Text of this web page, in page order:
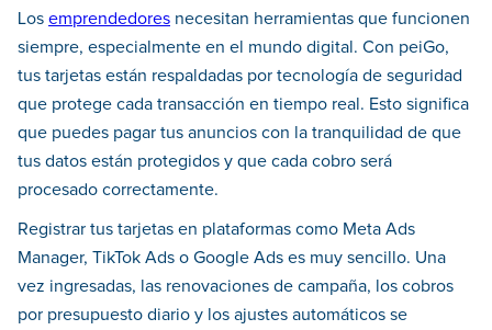
Los emprendedores necesitan herramientas que funcionen
siempre, especialmente en el mundo digital. Con peiGo,
tus tarjetas están respaldadas por tecnología de seguridad
que protege cada transacción en tiempo real. Esto significa
que puedes pagar tus anuncios con la tranquilidad de que
tus datos están protegidos y que cada cobro será
procesado correctamente.
Registrar tus tarjetas en plataformas como Meta Ads
Manager, TikTok Ads o Google Ads es muy sencillo. Una
vez ingresadas, las renovaciones de campaña, los cobros
por presupuesto diario y los ajustes automáticos se